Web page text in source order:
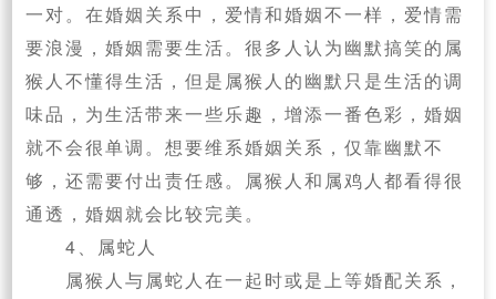
一对。在婚姻关系中，爱情和婚姻不一样，爱情需
要浪漫，婚姻需要生活。很多人认为幽默搞笑的属
猴人不懂得生活，但是属猴人的幽默只是生活的调
味品，为生活带来一些乐趣，增添一番色彩，婚姻
就不会很单调。想要维系婚姻关系，仅靠幽默不
够，还需要付出责任感。属猴人和属鸡人都看得很
通透，婚姻就会比较完美。
4、属蛇人
属猴人与属蛇人在一起时或是上等婚配关系，